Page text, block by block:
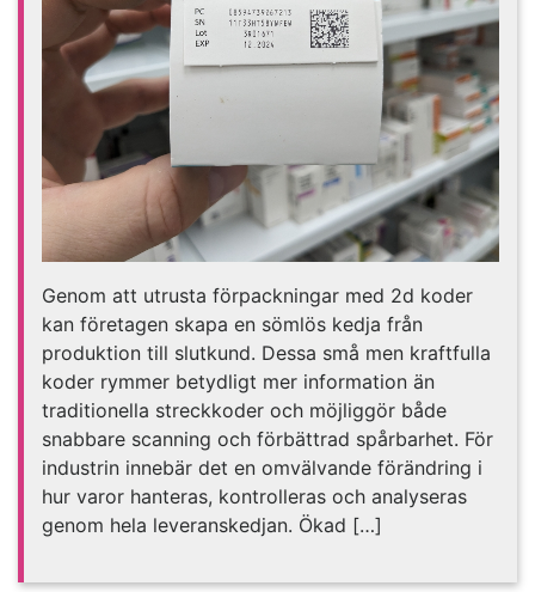
Genom att utrusta förpackningar med 2d koder
kan företagen skapa en sömlös kedja från
produktion till slutkund. Dessa små men kraftfulla
koder rymmer betydligt mer information än
traditionella streckkoder och möjliggör både
snabbare scanning och förbättrad spårbarhet. För
industrin innebär det en omvälvande förändring i
hur varor hanteras, kontrolleras och analyseras
genom hela leveranskedjan. Ökad […]